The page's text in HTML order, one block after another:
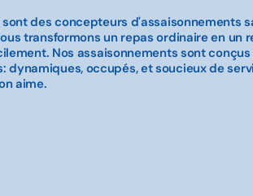
sont des concepteurs d'assaisonnements
transformons un repas ordinaire en un
Nos assaisonnements sont
dynamiques, occupés, et soucieux de
aime.